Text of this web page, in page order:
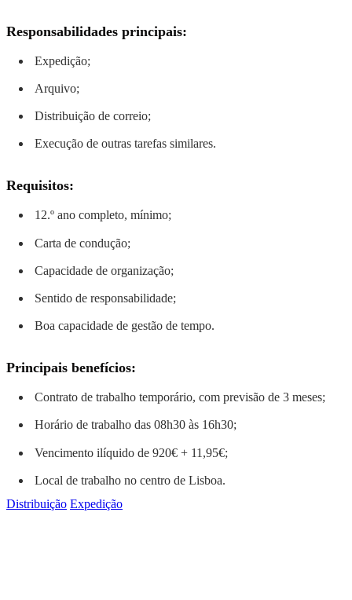
Responsabilidades principais:
Expedição;
Arquivo;
Distribuição de correio;
Execução de outras tarefas similares.
Requisitos:
12.º ano completo, mínimo;
Carta de condução;
Capacidade de organização;
Sentido de responsabilidade;
Boa capacidade de gestão de tempo.
Principais benefícios:
Contrato de trabalho temporário, com previsão de 3 meses;
Horário de trabalho das 08h30 às 16h30;
Vencimento ilíquido de 920€ + 11,95€;
Local de trabalho no centro de Lisboa.
Distribuição Expedição